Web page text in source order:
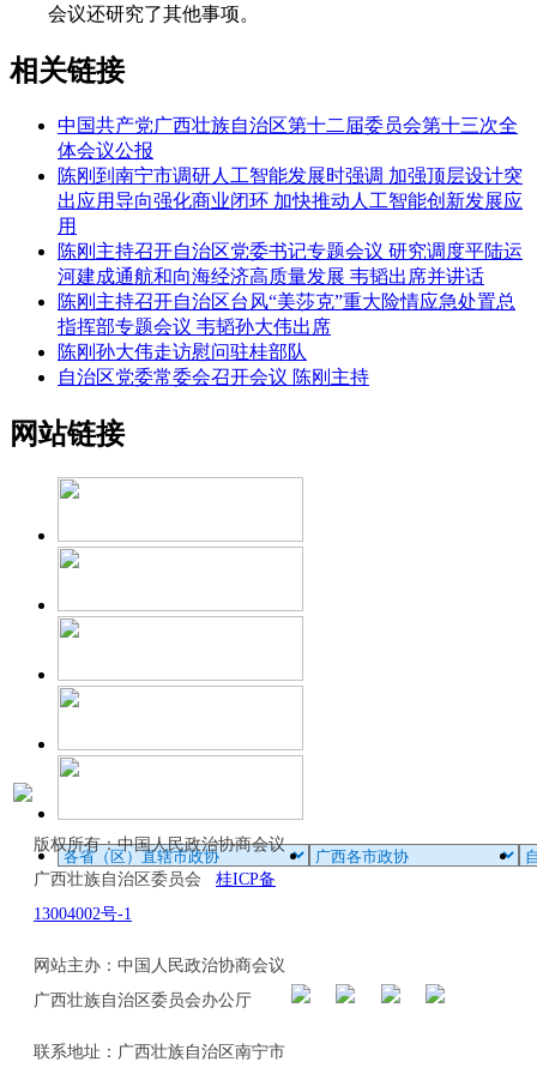
会议还研究了其他事项。
相关链接
中国共产党广西壮族自治区第十二届委员会第十三次全
体会议公报
陈刚到南宁市调研人工智能发展时强调 加强顶层设计突
出应用导向强化商业闭环 加快推动人工智能创新发展应
用
陈刚主持召开自治区党委书记专题会议 研究调度平陆运
河建成通航和向海经济高质量发展 韦韬出席并讲话
陈刚主持召开自治区台风“美莎克”重大险情应急处置总
指挥部专题会议 韦韬孙大伟出席
陈刚孙大伟走访慰问驻桂部队
自治区党委常委会召开会议 陈刚主持
网站链接
版权所有：中国人民政治协商会议
广西壮族自治区委员会 桂ICP备
13004002号-1
网站主办：中国人民政治协商会议
广西壮族自治区委员会办公厅
联系地址：广西壮族自治区南宁市